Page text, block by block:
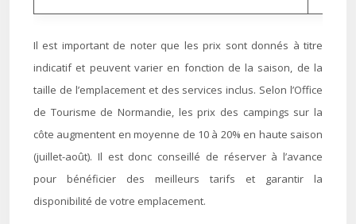
Il est important de noter que les prix sont donnés à titre
indicatif et peuvent varier en fonction de la saison, de la
taille de l’emplacement et des services inclus. Selon l’Office
de Tourisme de Normandie, les prix des campings sur la
côte augmentent en moyenne de 10 à 20% en haute saison
(juillet-août). Il est donc conseillé de réserver à l’avance
pour bénéficier des meilleurs tarifs et garantir la
disponibilité de votre emplacement.